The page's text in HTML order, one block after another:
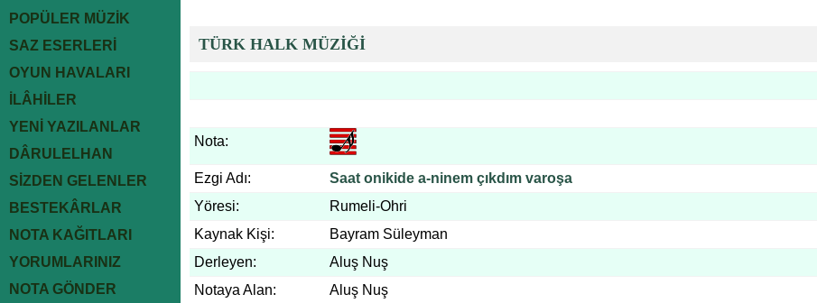
POPÜLER MÜZİK
SAZ ESERLERİ
OYUN HAVALARI
İLÂHİLER
YENİ YAZILANLAR
DÂRULELHAN
SİZDEN GELENLER
BESTEKÂRLAR
NOTA KAĞITLARI
YORUMLARINIZ
NOTA GÖNDER
TÜRK HALK MÜZİĞİ
Nota:
Ezgi Adı:
Saat onikide a-ninem çıkdım varoşa
Yöresi:
Rumeli-Ohri
Kaynak Kişi:
Bayram Süleyman
Derleyen:
Aluş Nuş
Notaya Alan:
Aluş Nuş